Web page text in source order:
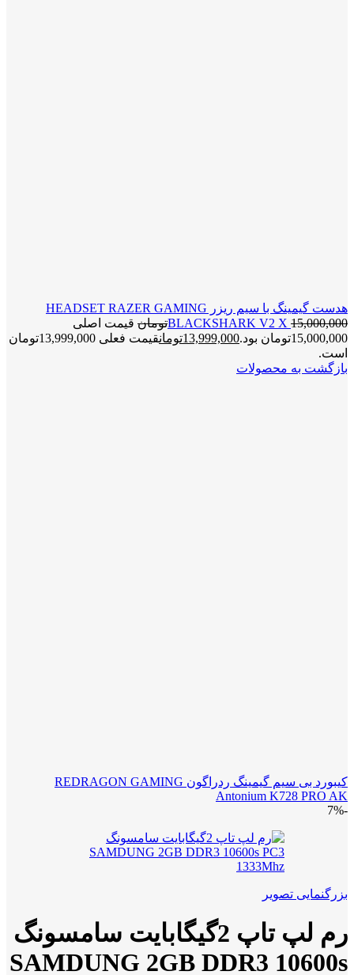
هدست گیمینگ با سیم ریزر HEADSET RAZER GAMING
BLACKSHARK V2 X 15,000,000 تومان قیمت اصلی
15,000,000تومان بود.
13,999,000تومان
قیمت فعلی 13,999,000تومان
است.
بازگشت به محصولات
کیبورد بی سیم گیمینگ ردراگون REDRAGON GAMING
Antonium K728 PRO AK
-7%
بزرگنمایی تصویر
رم لپ تاپ 2گیگابایت سامسونگ
SAMDUNG 2GB DDR3 10600s